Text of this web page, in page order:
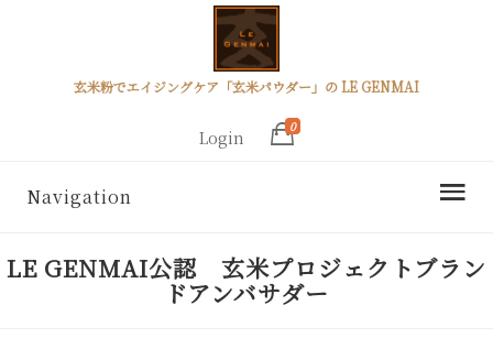
玄米粉でエイジングケア「玄米パウダー」の LE GENMAI
Login
0
Navigation
LE GENMAI公認 玄米プロジェクトブラン
ドアンバサダー